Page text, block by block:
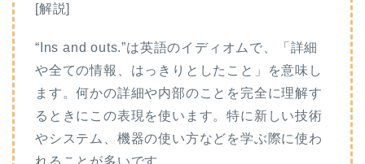
[解説]
“Ins and outs.”は英語のイディオムで、「詳細
や全ての情報、はっきりとしたこと」を意味し
ます。何かの詳細や内部のことを完全に理解す
るときにこの表現を使います。特に新しい技術
やシステム、機器の使い方などを学ぶ際に使わ
れることが多いです。